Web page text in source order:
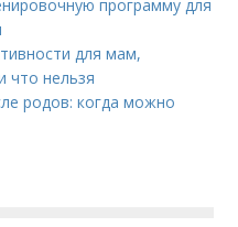
программу для
для мам,
что нельзя
родов: когда можно